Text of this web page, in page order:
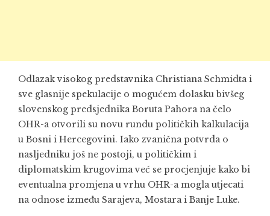
Odlazak visokog predstavnika Christiana Schmidta i
sve glasnije spekulacije o mogućem dolasku bivšeg
slovenskog predsjednika Boruta Pahora na čelo
OHR-a otvorili su novu rundu političkih kalkulacija
u Bosni i Hercegovini. Iako zvanična potvrda o
nasljedniku još ne postoji, u političkim i
diplomatskim krugovima već se procjenjuje kako bi
eventualna promjena u vrhu OHR-a mogla utjecati
na odnose između Sarajeva, Mostara i Banje Luke.